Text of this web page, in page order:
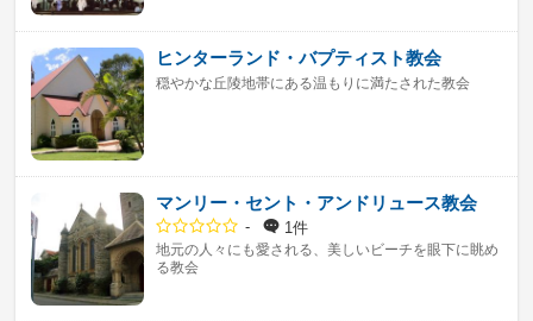
ヒンターランド・バプティスト教会
穏やかな丘陵地帯にある温もりに満たされた教会
マンリー・セント・アンドリュース教会
- 1件
地元の人々にも愛される、美しいビーチを眼下に眺め
る教会